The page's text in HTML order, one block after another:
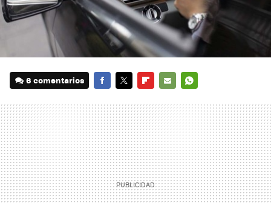
6 comentarios
MAIL